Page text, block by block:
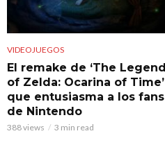
VIDEOJUEGOS
El remake de ‘The Legend
of Zelda: Ocarina of Time’
que entusiasma a los fans
de Nintendo
388 views 3 min read